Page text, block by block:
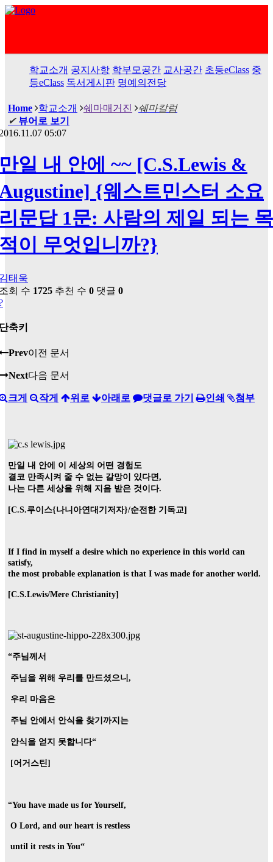
학교소개 공지사항 학부모공간 교사공간 초등eClass 중
등eClass 독서게시판 명예의전당
Home 학교소개 쉐마매거진
쉐마칼럼
✔ 뷰어로 보기
05:07
일 내 안에 ~~ [C.S.Lewis &
{웨스트민스터 소요
문답 1문: 사람의 제일 되는 목
이 무엇입니까?}
태욱
회 수 1725 추천 수 0 댓글 0
축키
Prev이전 문서
Next다음 문서
크게 작게 위로 아래로 댓글로 가기 인쇄 첨부
만일 내 안에 이 세상의 어떤 경험도
결코 만족시켜 줄 수 없는 갈망이 있다면,
나는 다른 세상을 위해 지음 받은 것이다.
[C.S.루이스{나니아연대기저자}/순전한 기독교]
If I find in myself a desire which no experience in this world can
satisfy,
the most probable explanation is that I was made for another world.
[C.S.Lewis/Mere Christianity]
“주님께서
주님을 위해 우리를 만드셨으니,
우리 마음은
주님 안에서 안식을 찾기까지는
안식을 얻지 못합니다“
[어거스틴]
“You have made us for Yourself,
O Lord, and our heart is restless
until it rests in You“